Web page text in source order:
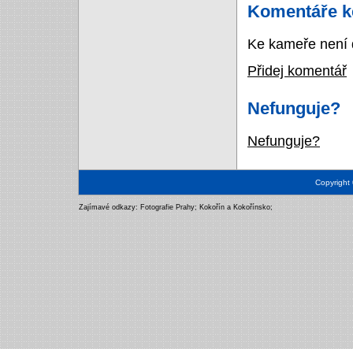
Komentáře
Ke kameře není
Přidej komentář
Nefunguje?
Nefunguje?
Zajímavé odkazy: Fotografie Prahy; Kokořín a Kokořínsko;